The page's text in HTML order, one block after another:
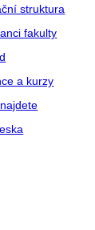
struktura
fakulty
a kurzy